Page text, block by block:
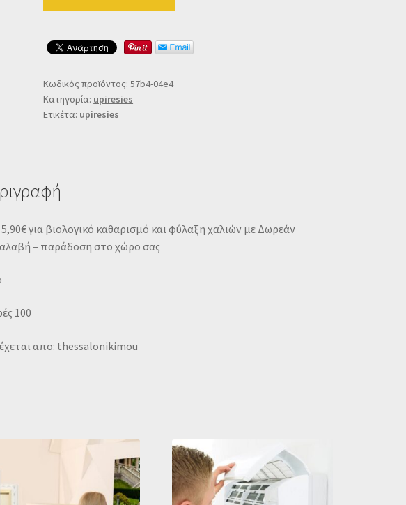
Κωδικός προϊόντος:57b4-04e4
Κατηγορία: upiresies
Ετικέτα: upiresies
για βιολογικό καθαρισμό και φύλαξη χαλιών με Δωρεάν
– παράδοση στο χώρο σας
100
απο: thessalonikimou